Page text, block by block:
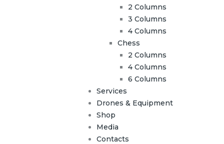
2 Columns
3 Columns
4 Columns
Chess
2 Columns
4 Columns
6 Columns
Services
Drones & Equipment
Shop
Media
Contacts